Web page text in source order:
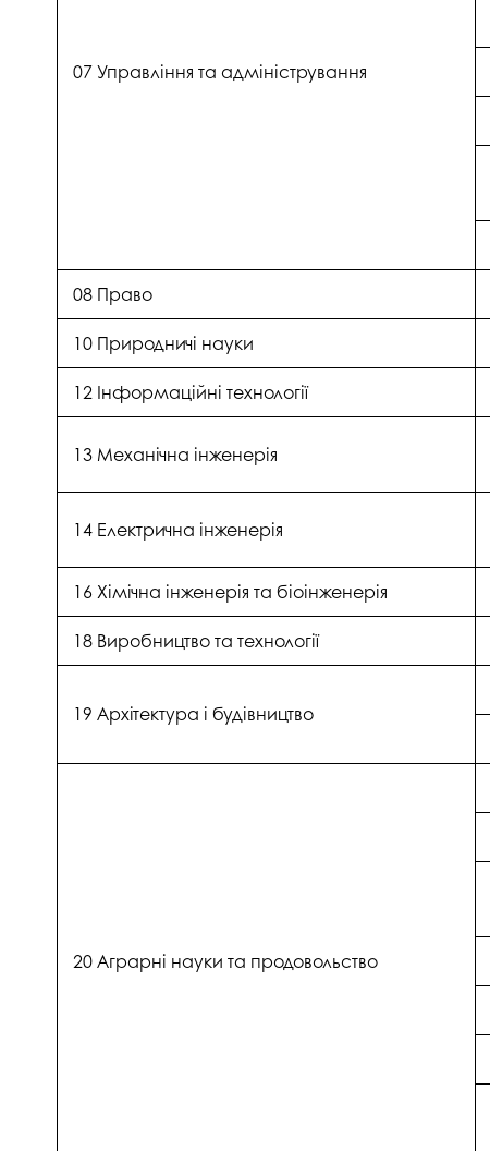
07 Управління та адміністрування
08 Право
10 Природничі науки
12 Інформаційні технології
13 Механічна інженерія
14 Електрична інженерія
16 Хімічна інженерія та біоінженерія
18 Виробництво та технології
19 Архітектура і будівництво
20 Аграрні науки та продовольство